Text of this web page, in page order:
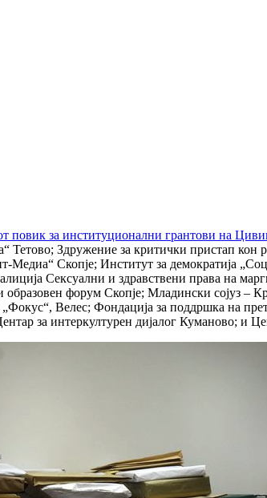
повик за институционални грантови на
Здружение за критички пристап кон
Скопје; Институт за демократија
Сексуални и здравствени права на
форум Скопје; Младински сојуз –
„Фокус“, Велес; Фондација за поддршка на
за интеркултурен дијалог Куманово; и